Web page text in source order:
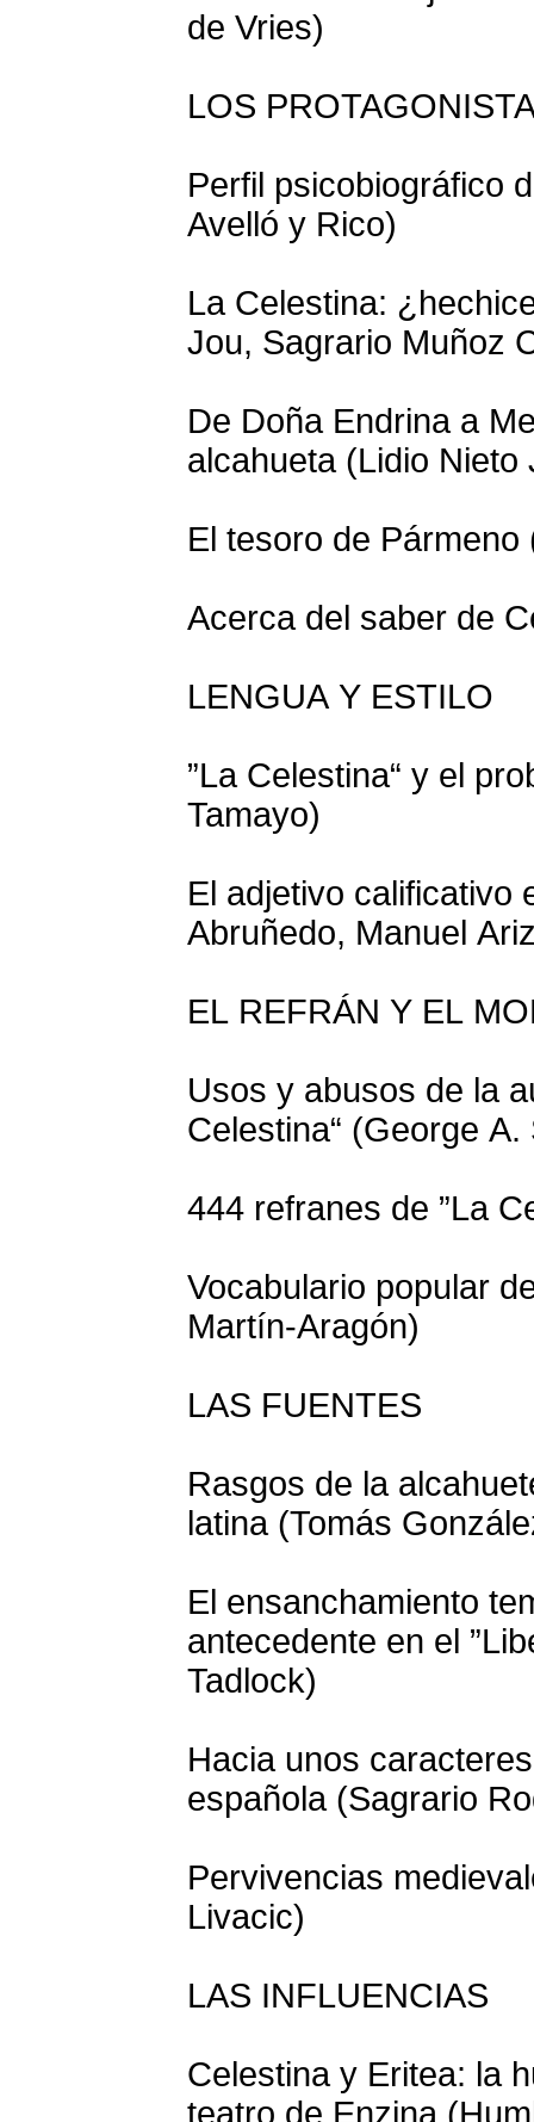
de Vries)
LOS
Perfil psicobiográfico
Avelló y Rico)
La Celestina:
Jou, Sagrario Muñoz
De Doña Endrina a
alcahueta (Lidio Nieto
El tesoro de
Acerca del saber de
LENGUA Y ESTILO
”La Celestina“ y el
Tamayo)
El adjetivo calificativo
Abruñedo, Manuel
EL REFRÁN Y EL
Usos y abusos de la
Celestina“ (George A.
444 refranes de ”La
Vocabulario popular
Martín-Aragón)
LAS FUENTES
Rasgos de la
latina (Tomás
El ensanchamiento
antecedente en el
Tadlock)
Hacia unos
española (Sagrario
Pervivencias
Livacic)
LAS INFLUENCIAS
Celestina y Eritea: la
teatro de Enzina